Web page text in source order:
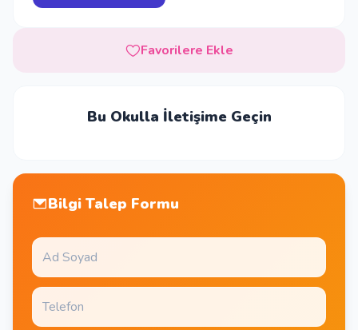
Favorilere Ekle
Bu Okulla İletişime Geçin
Bilgi Talep Formu